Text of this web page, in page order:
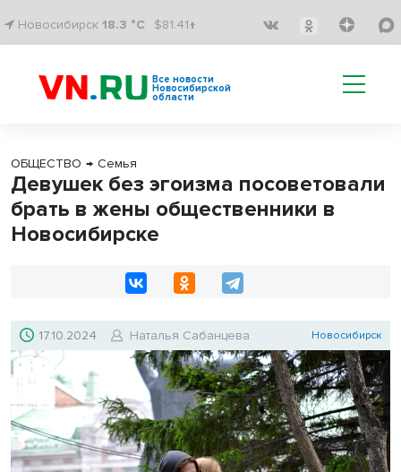
Новосибирск 18.3 °C $81.41↑
Все новости
Новосибирской
области
ОБЩЕСТВО → Семья
Девушек без эгоизма посоветовали
брать в жены общественники в
Новосибирске
17.10.2024 Наталья Сабанцева Новосибирск